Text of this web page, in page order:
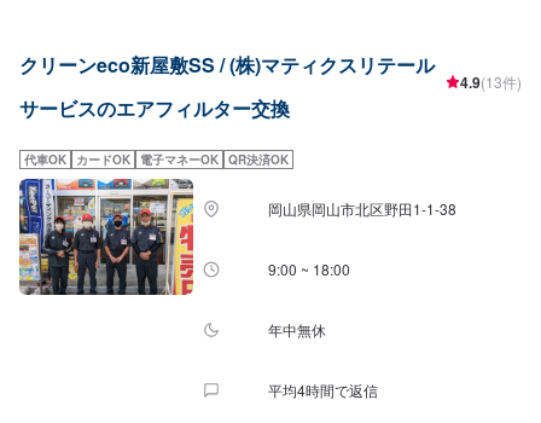
クリーンeco新屋敷SS / (株)マティクスリテール
サービスのエアフィルター交換
4.9(13件)
代車OK カードOK 電子マネーOK QR決済OK
岡山県岡山市北区野田1-1-38
9:00 ~ 18:00
年中無休
平均4時間で返信